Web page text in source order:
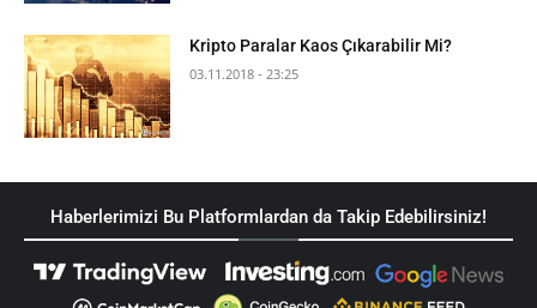
Kripto Paralar Kaos Çıkarabilir Mi?
03.11.2018 - 23:25
Haberlerimizi Bu Platformlardan da Takip Edebilirsiniz!